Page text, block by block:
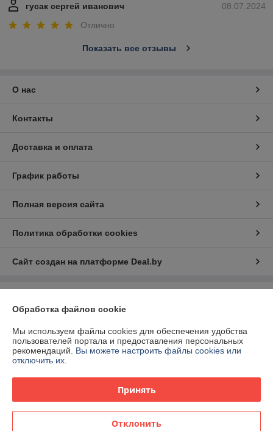
08.07.2024
гусак сергей иванович
Отлично
Показать все отзывы
О нас
Контакты
Доставка и оплата
График работы
Полная версия сайта
Политика обработки cookies
Сайт создан на платформе Deal.by
223027 Минский район, д. Королев Стан, ул. Школьная, 36Б,
помещение 310
Регистрационный номер ЕГР: 191593868
УНП: 191593868
Регистрационный орган: Минский горисполком
Дата регистрации компании: 01.12.2011
Обработка файлов cookie
Мы используем файлы cookies для обеспечения удобства
пользователей портала и предоставления персональных
рекомендаций. Вы можете настроить файлы cookies или
отключить их.
Принять
Отклонить